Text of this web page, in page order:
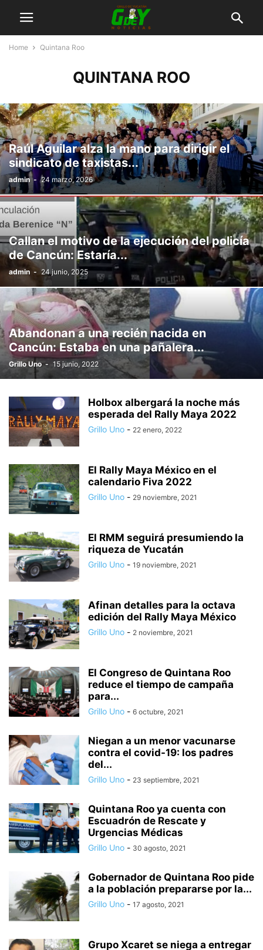
Home Quintana Roo
QUINTANA ROO
Raúl Aguilar alza la mano para dirigir el
sindicato de taxistas...
admin - 24 marzo, 2026
Callan el motivo de la ejecución del policía
de Cancún: Estaría...
admin - 24 junio, 2025
Abandonan a una recién nacida en
Cancún: Estaba en una pañalera...
Grillo Uno - 15 junio, 2022
Holbox albergará la noche más
esperada del Rally Maya 2022
Grillo Uno - 22 enero, 2022
El Rally Maya México en el
calendario Fiva 2022
Grillo Uno - 29 noviembre, 2021
El RMM seguirá presumiendo la
riqueza de Yucatán
Grillo Uno - 19 noviembre, 2021
Afinan detalles para la octava
edición del Rally Maya México
Grillo Uno - 2 noviembre, 2021
El Congreso de Quintana Roo
reduce el tiempo de campaña
para...
Grillo Uno - 6 octubre, 2021
Niegan a un menor vacunarse
contra el covid-19: los padres
del...
Grillo Uno - 23 septiembre, 2021
Quintana Roo ya cuenta con
Escuadrón de Rescate y
Urgencias Médicas
Grillo Uno - 30 agosto, 2021
Gobernador de Quintana Roo pide
a la población prepararse por la...
Grillo Uno - 17 agosto, 2021
Grupo Xcaret se niega a entregar